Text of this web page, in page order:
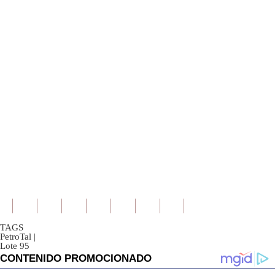
TAGS
PetroTal |
Lote 95